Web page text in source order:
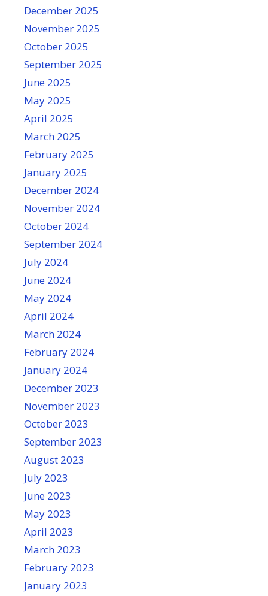
December 2025
November 2025
October 2025
September 2025
June 2025
May 2025
April 2025
March 2025
February 2025
January 2025
December 2024
November 2024
October 2024
September 2024
July 2024
June 2024
May 2024
April 2024
March 2024
February 2024
January 2024
December 2023
November 2023
October 2023
September 2023
August 2023
July 2023
June 2023
May 2023
April 2023
March 2023
February 2023
January 2023